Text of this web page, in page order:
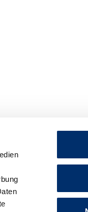
Impressum